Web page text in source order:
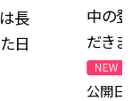
長
日
中の
だき
公開日